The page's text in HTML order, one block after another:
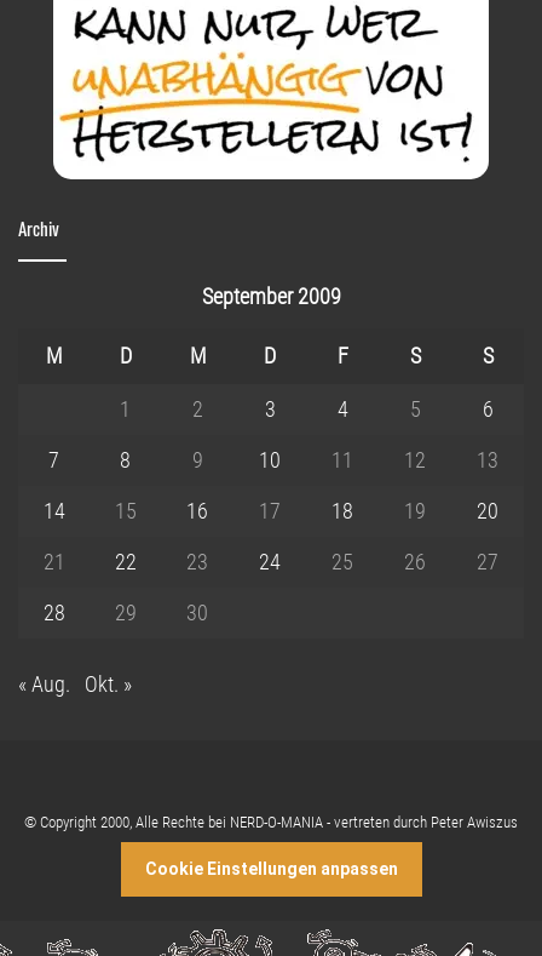
Archiv
September 2009
M D M D F S S
1 2 3 4 5
6
7
8 9 10 11 12
13
14
15 16 17 18 19
20
21
22 23 24 25 26
27
28
29 30
« Aug. Okt. »
© Copyright 2000, Alle Rechte bei NERD-O-MANIA - vertreten durch Peter Awiszus
Cookie Einstellungen anpassen